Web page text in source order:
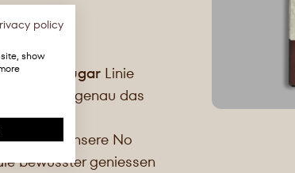
Added Sugar Linie
genau das
Unsere No
bewusster geniessen
policy
show